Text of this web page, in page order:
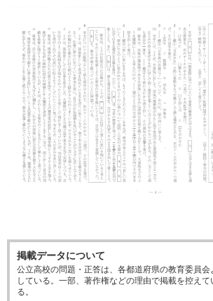
掲載データについて
公立高校の問題・正答は、各都道府県の教育委員
している。一部、著作権などの理由で掲載を控え
る。